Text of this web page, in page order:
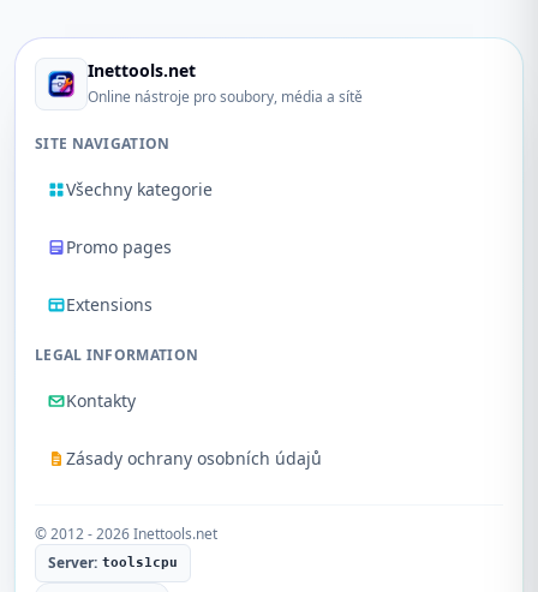
Inettools.net
Online nástroje pro soubory, média a sítě
SITE NAVIGATION
Všechny kategorie
Promo pages
Extensions
LEGAL INFORMATION
Kontakty
Zásady ochrany osobních údajů
© 2012 - 2026 Inettools.net
Server: tools1cpu